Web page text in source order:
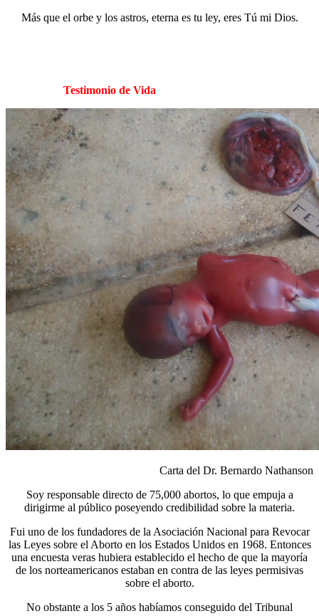
Más que el orbe y los astros, eterna es tu ley, eres Tú mi Dios.
Testimonio de Vida
Carta del Dr. Bernardo Nathanson
Soy responsable directo de 75,000 abortos, lo que empuja a
dirigirme al público poseyendo credibilidad sobre la materia.
Fui uno de los fundadores de la Asociación Nacional para Revocar
las Leyes sobre el Aborto en los Estados Unidos en 1968. Entonces
una encuesta veras hubiera establecido el hecho de que la mayoría
de los norteamericanos estaban en contra de las leyes permisivas
sobre el aborto.
No obstante a los 5 años habíamos conseguido del Tribunal